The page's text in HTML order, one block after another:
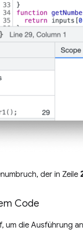
der in Zeile
Code
um die Ausführung